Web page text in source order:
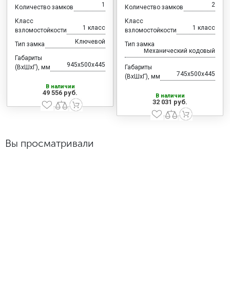
Количество замков 1
Класс
взломостойкости
1 класс
Тип замка Ключевой
Габариты
(ВхШхГ), мм
945x500x445
В наличии
49 556 руб.
Количество замков 2
Класс
взломостойкости
1 класс
Тип замка
Механический кодовый
Габариты
(ВхШхГ), мм
745x500x445
В наличии
32 031 руб.
Вы просматривали